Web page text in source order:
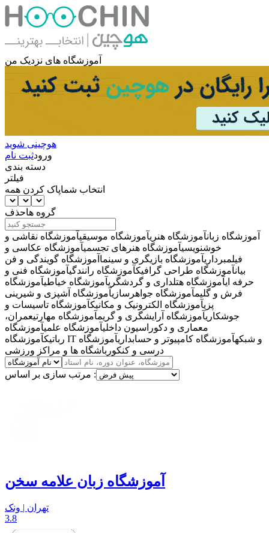
آموزشگاه های نزدیک من
هوچینی شوید
ورودثبت نام
دسته بندی
فیلتر
انتخاب شماپاک کردن همه
گروه هاحذف
آموزشگاه زبانآموزشگاه هنریآموزشگاه موسیقیآموزشگاه نقاشی و
خوشنویسیآموزشگاه هنرهای تجسمیآموزشگاه عکاسی و
فیلمبرداریآموزشگاه بازیگری و سینما آموزشگاه گویندگی و فن
بیانآموزشگاه طراحی گرافیکآموزشگاه رانندگیآموزشگاه فنی و
حرفه ایآموزشگاه هتلداری و گردشگریآموزشگاه خیاطیآموزشگاه
فرش و گلیمآموزشگاه جواهرسازیآموزشگاه آشپزی و شیرینی
پزیآموزشگاه الکترونیک و مکانیکآموزشگاه تاسیسات و
جوشکاریآموزشگاه آرایشگری و گریمآموزشگاه مهارتیعمران،
معماری و دکوراسیون داخلیآموزشگاه علمیآموزشگاه
رباتیک
آموزشگاه IT و شبکهآموزشگاه کامپیوتر و حسابداریآموزشگاه
درسی و کنکور باشگاه ها و مراکز ورزشی
مرتب سازی بر اساس :
آموزشگاه زبان علامه سخن
تهران | ونک
3.8